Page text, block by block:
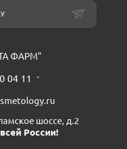
ФАРМ"
04 11
шоссе, д.2
России!